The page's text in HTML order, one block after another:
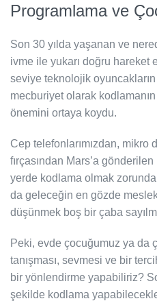
Programlama ve
Son 30 yılda yaşanan ve
ivme ile yukarı doğru
seviye teknolojik
mecburiyet olarak kodlamanın
önemini ortaya koydu.
Cep telefonlarımızdan, mikro
fırçasından Mars’a
yerde kodlama olmak
da geleceğin en gözde
düşünmek boş bir çaba
Peki, evde çocuğumuz ya da
tanışması, sevmesi ve bir
bir yönlendirme yapabiliriz?
şekilde kodlama